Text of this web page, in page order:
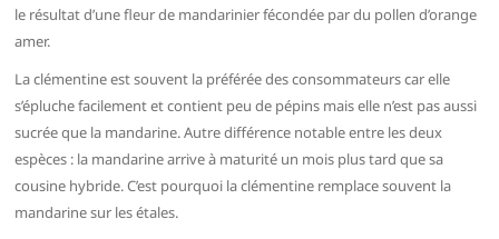
le résultat d’une fleur de mandarinier fécondée par du pollen d’orange
amer.
La clémentine est souvent la préférée des consommateurs car elle
s’épluche facilement et contient peu de pépins mais elle n’est pas aussi
sucrée que la mandarine. Autre différence notable entre les deux
espèces : la mandarine arrive à maturité un mois plus tard que sa
cousine hybride. C’est pourquoi la clémentine remplace souvent la
mandarine sur les étales.